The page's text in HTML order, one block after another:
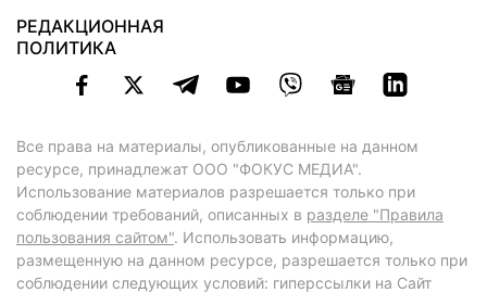
РЕДАКЦИОННАЯ
ПОЛИТИКА
Все права на материалы, опубликованные на данном
ресурсе, принадлежат ООО "ФОКУС МЕДИА".
Использование материалов разрешается только при
соблюдении требований, описанных в разделе "Правила
пользования сайтом". Использовать информацию,
размещенную на данном ресурсе, разрешается только при
соблюдении следующих условий: гиперссылки на Сайт